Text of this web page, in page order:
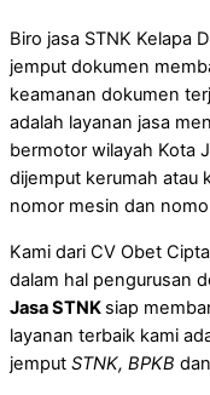
Biro jasa STNK Kelapa
jemput dokumen
keamanan dokumen
adalah layanan jasa
bermotor wilayah Kota
dijemput kerumah atau
nomor mesin dan
Kami dari CV Obet
dalam hal pengurusan
Jasa STNK siap
layanan terbaik kami
jemput STNK, BPKB